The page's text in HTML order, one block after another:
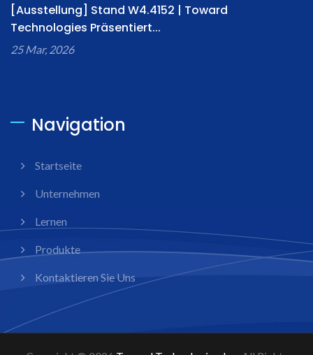
[Ausstellung] Stand W4.4152 | Toward
Technologies Präsentiert...
25 Mar, 2026
Navigation
Startseite
Unternehmen
Lernen
Produkte
Kontaktieren Sie Uns